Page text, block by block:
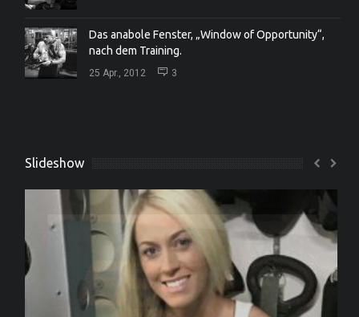
Das anabole Fenster, „Window of Opportunity“,
nach dem Training.
25 Apr., 2012 3
Slideshow